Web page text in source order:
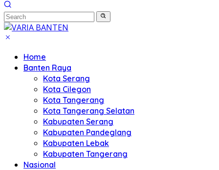
Home
Banten Raya
Kota Serang
Kota Cilegon
Kota Tangerang
Kota Tangerang Selatan
Kabupaten Serang
Kabupaten Pandeglang
Kabupaten Lebak
Kabupaten Tangerang
Nasional